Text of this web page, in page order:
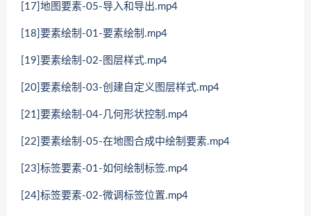
[17]地图要素-05-导入和导出.mp4
[18]要素绘制-01-要素绘制.mp4
[19]要素绘制-02-图层样式.mp4
[20]要素绘制-03-创建自定义图层样式.mp4
[21]要素绘制-04-几何形状控制.mp4
[22]要素绘制-05-在地图合成中绘制要素.mp4
[23]标签要素-01-如何绘制标签.mp4
[24]标签要素-02-微调标签位置.mp4